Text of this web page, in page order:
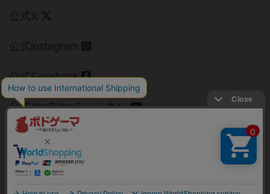
公式X
公式instagram
公式Facebook
公式YouTubeチャンネル